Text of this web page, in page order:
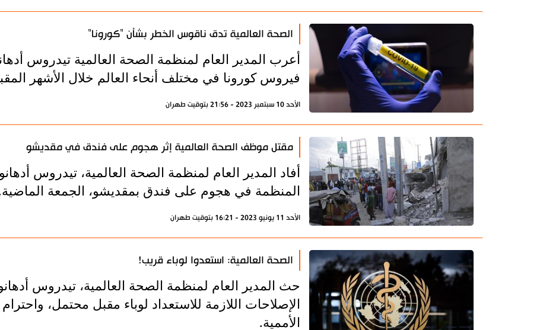
الصحة العالمية تدق ناقوس الخطر بشأن "كورونا"
أعرب المدير العام لمنظمة الصحة العالمية تيدروس
فيروس كورونا في مختلف أنحاء العالم خلال الأشهر
الأحد 10 سبتمبر 2023 - 21:56 بتوقيت طهران
مقتل موظف الصحة العالمية إثر هجوم على فندق في مقديشو
أفاد المدير العام لمنظمة الصحة العالمية، تيدروس
المنظمة في هجوم على فندق بمقديشو، الجمعة
الأحد 11 يونيو 2023 - 16:21 بتوقيت طهران
الصحة العالمية: استعدوا لوباء قريب!
حث المدير العام ل‍منظمة الصحة العالمية، تيدروس
الإصلاحات اللازمة للاستعداد لوباء مقبل محتمل،
الأممية.